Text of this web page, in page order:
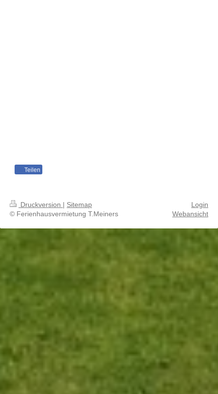
Teilen
Druckversion | Sitemap
© Ferienhausvermietung T.Meiners
Login
Webansicht